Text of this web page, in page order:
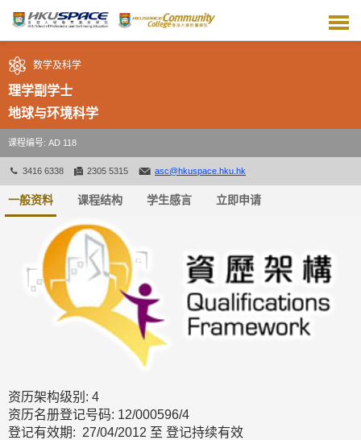
主
内
容
数学及科学
理学副学士
地球与环境科学
课程编号: AD 118
3416 6338 2305 5315 asc@hkuspace.hku.hk
一般资料 课程结构 学生感言 立即申请
资历架构级别: 4
资历名册登记号码: 12/000596/4
登记有效期: 27/04/2012 至 登记持续有效